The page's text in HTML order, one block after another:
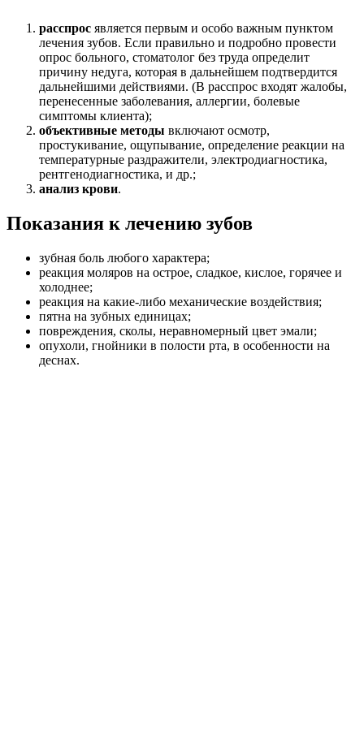
расспрос является первым и особо важным пунктом
лечения зубов. Если правильно и подробно провести
опрос больного, стоматолог без труда определит
причину недуга, которая в дальнейшем подтвердится
дальнейшими действиями. (В расспрос входят жалобы,
перенесенные заболевания, аллергии, болевые
симптомы клиента);
объективные методы включают осмотр,
простукивание, ощупывание, определение реакции на
температурные раздражители, электродиагностика,
рентгенодиагностика, и др.;
анализ крови.
Показания к лечению зубов
зубная боль любого характера;
реакция моляров на острое, сладкое, кислое, горячее и
холоднее;
реакция на какие-либо механические воздействия;
пятна на зубных единицах;
повреждения, сколы, неравномерный цвет эмали;
опухоли, гнойники в полости рта, в особенности на
деснах.